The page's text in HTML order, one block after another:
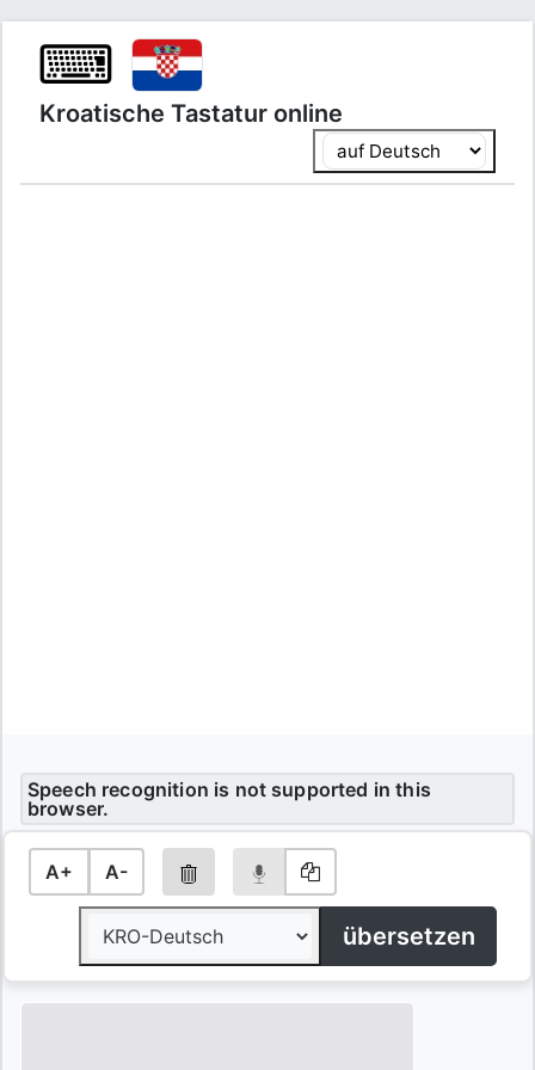
⌨
Kroatische Tastatur online
Speech recognition is not supported in this
browser.
A+ A-
übersetzen